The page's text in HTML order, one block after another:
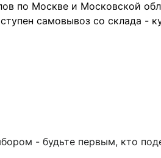
по Москве и Московской
самовывоз со склада -
- будьте первым, кто